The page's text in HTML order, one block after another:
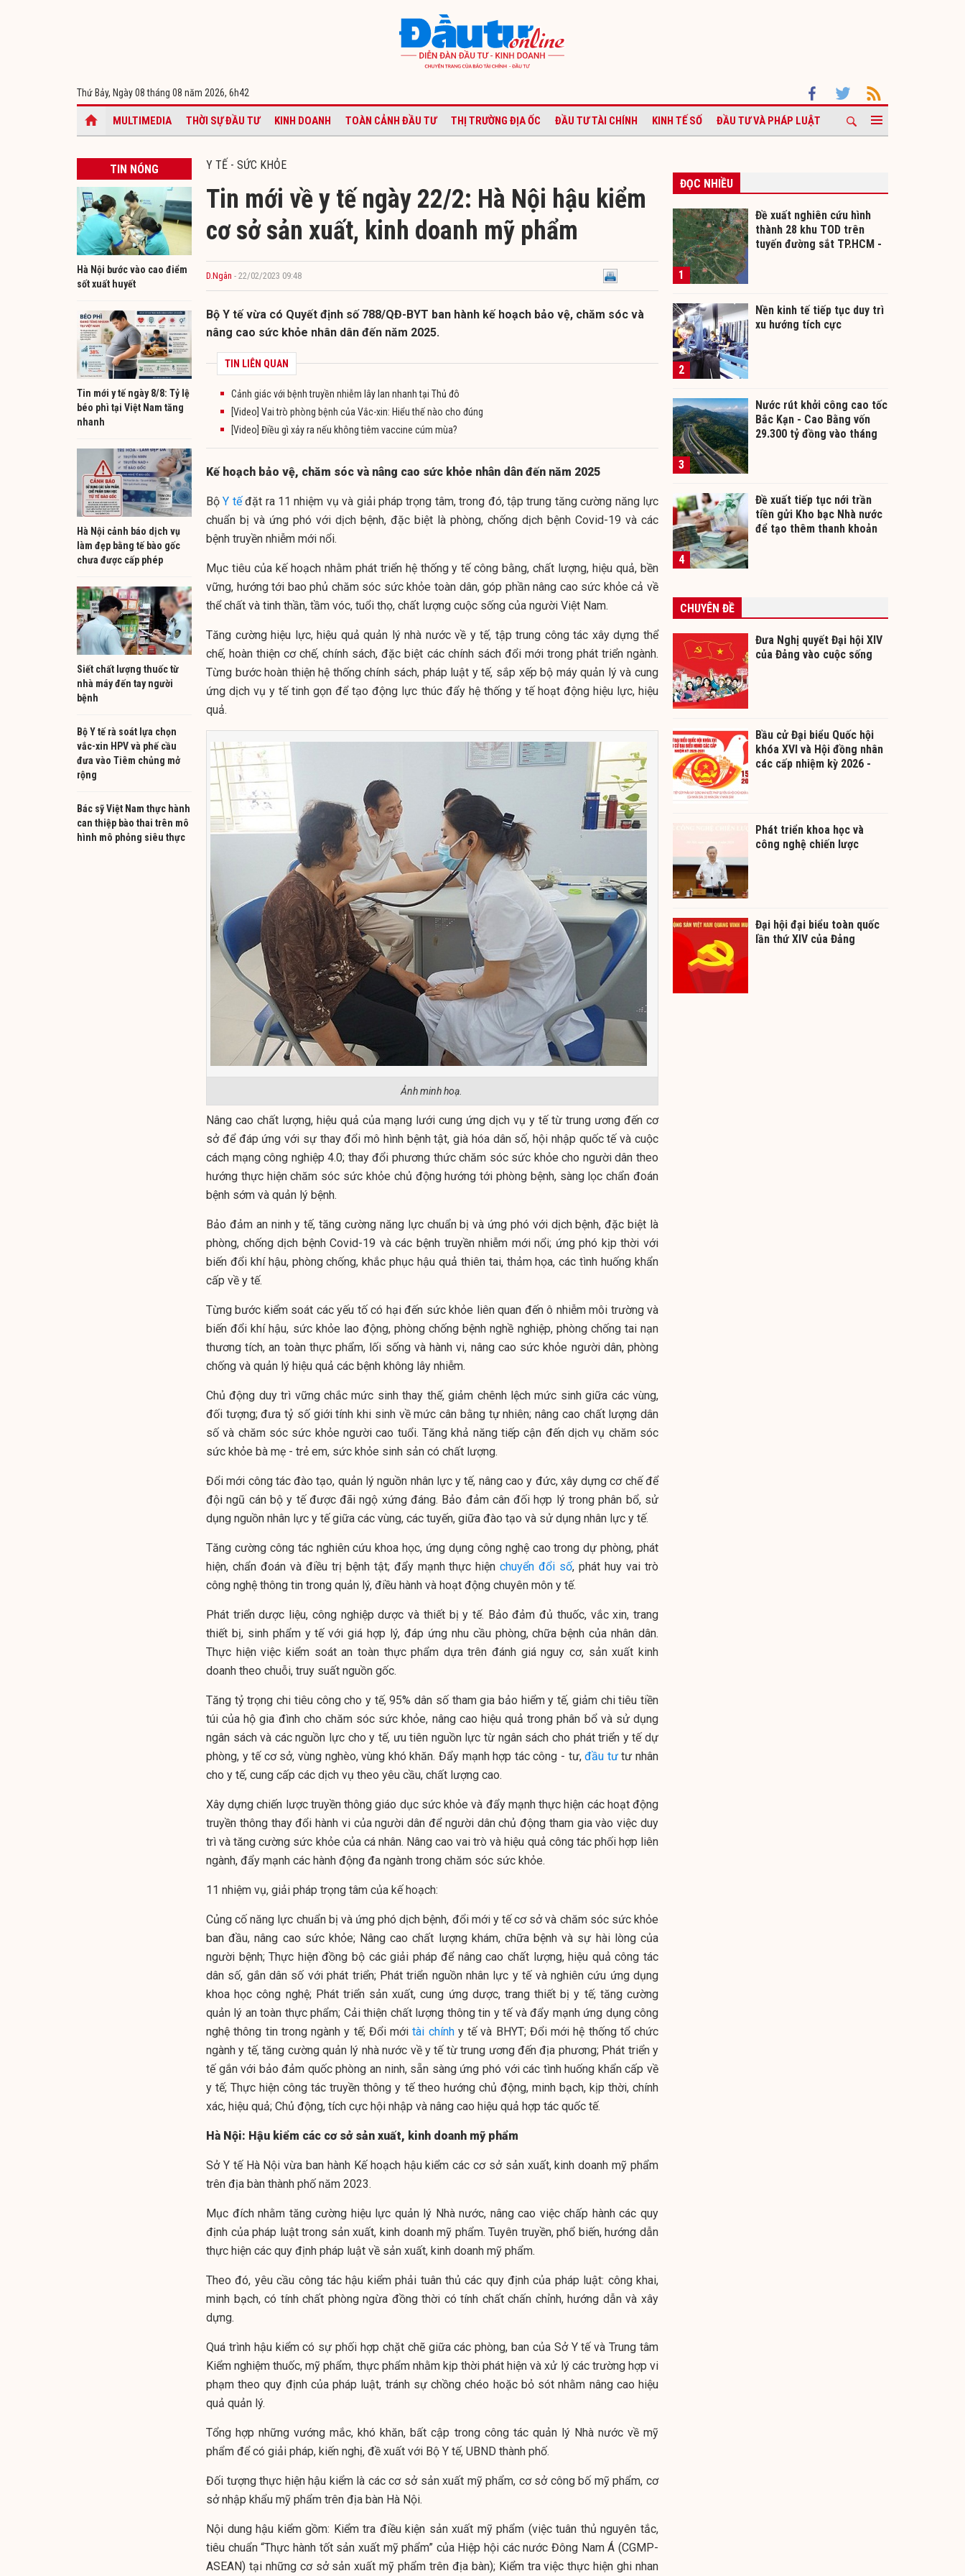
Thứ Bảy, Ngày 08 tháng 08 năm 2026, 6h42
MULTIMEDIA THỜI SỰ ĐẦU TƯ KINH DOANH TOÀN CẢNH ĐẦU TƯ THỊ TRƯỜNG ĐỊA ỐC ĐẦU TƯ TÀI CHÍNH KINH TẾ SỐ ĐẦU TƯ VÀ PHÁP LUẬT
TIN NÓNG
Hà Nội bước vào cao điểm
sốt xuất huyết
Tin mới y tế ngày 8/8: Tỷ lệ
béo phì tại Việt Nam tăng
nhanh
Hà Nội cảnh báo dịch vụ
làm đẹp bằng tế bào gốc
chưa được cấp phép
Siết chất lượng thuốc từ
nhà máy đến tay người
bệnh
Bộ Y tế rà soát lựa chọn
vắc-xin HPV và phế cầu
đưa vào Tiêm chủng mở
rộng
Bác sỹ Việt Nam thực hành
can thiệp bào thai trên mô
hình mô phỏng siêu thực
Y TẾ - SỨC KHỎE
Tin mới về y tế ngày 22/2: Hà Nội hậu kiểm
cơ sở sản xuất, kinh doanh mỹ phẩm
D.Ngân - 22/02/2023 09:48
Bộ Y tế vừa có Quyết định số 788/QĐ-BYT ban hành kế hoạch bảo vệ, chăm sóc và
nâng cao sức khỏe nhân dân đến năm 2025.
TIN LIÊN QUAN
Cảnh giác với bệnh truyền nhiễm lây lan nhanh tại Thủ đô
[Video] Vai trò phòng bệnh của Vắc-xin: Hiểu thế nào cho đúng
[Video] Điều gì xảy ra nếu không tiêm vaccine cúm mùa?
Kế hoạch bảo vệ, chăm sóc và nâng cao sức khỏe nhân dân đến năm 2025
BộY tếđặt ra 11 nhiệm vụ và giải pháp trọng tâm, trong đó, tập trung tăng cường năng lực
chuẩn bị và ứng phó với dịch bệnh, đặc biệt là phòng, chống dịch bệnh Covid-19 và các
bệnh truyền nhiễm mới nổi.
Mục tiêu của kế hoạch nhằm phát triển hệ thống y tế công bằng, chất lượng, hiệu quả, bền
vững, hướng tới bao phủ chăm sóc sức khỏe toàn dân, góp phần nâng cao sức khỏe cả về
thể chất và tinh thần, tầm vóc, tuổi thọ, chất lượng cuộc sống của người Việt Nam.
Tăng cường hiệu lực, hiệu quả quản lý nhà nước về y tế, tập trung công tác xây dựng thể
chế, hoàn thiện cơ chế, chính sách, đặc biệt các chính sách đổi mới trong phát triển ngành.
Từng bước hoàn thiện hệ thống chính sách, pháp luật y tế, sắp xếp bộ máy quản lý và cung
ứng dịch vụ y tế tinh gọn để tạo động lực thúc đẩy hệ thống y tế hoạt động hiệu lực, hiệu
quả.
Ảnh minh hoạ.
Nâng cao chất lượng, hiệu quả của mạng lưới cung ứng dịch vụ y tế từ trung ương đến cơ
sở để đáp ứng với sự thay đổi mô hình bệnh tật, già hóa dân số, hội nhập quốc tế và cuộc
cách mạng công nghiệp 4.0; thay đổi phương thức chăm sóc sức khỏe cho người dân theo
hướng thực hiện chăm sóc sức khỏe chủ động hướng tới phòng bệnh, sàng lọc chẩn đoán
bệnh sớm và quản lý bệnh.
Bảo đảm an ninh y tế, tăng cường năng lực chuẩn bị và ứng phó với dịch bệnh, đặc biệt là
phòng, chống dịch bệnh Covid-19 và các bệnh truyền nhiễm mới nổi; ứng phó kịp thời với
biến đổi khí hậu, phòng chống, khắc phục hậu quả thiên tai, thảm họa, các tình huống khẩn
cấp về y tế.
Từng bước kiểm soát các yếu tố có hại đến sức khỏe liên quan đến ô nhiễm môi trường và
biến đổi khí hậu, sức khỏe lao động, phòng chống bệnh nghề nghiệp, phòng chống tai nạn
thương tích, an toàn thực phẩm, lối sống và hành vi, nâng cao sức khỏe người dân, phòng
chống và quản lý hiệu quả các bệnh không lây nhiễm.
Chủ động duy trì vững chắc mức sinh thay thế, giảm chênh lệch mức sinh giữa các vùng,
đối tượng; đưa tỷ số giới tính khi sinh về mức cân bằng tự nhiên; nâng cao chất lượng dân
số và chăm sóc sức khỏe người cao tuổi. Tăng khả năng tiếp cận đến dịch vụ chăm sóc
sức khỏe bà mẹ - trẻ em, sức khỏe sinh sản có chất lượng.
Đổi mới công tác đào tạo, quản lý nguồn nhân lực y tế, nâng cao y đức, xây dựng cơ chế để
đội ngũ cán bộ y tế được đãi ngộ xứng đáng. Bảo đảm cân đối hợp lý trong phân bổ, sử
dụng nguồn nhân lực y tế giữa các vùng, các tuyến, giữa đào tạo và sử dụng nhân lực y tế.
Tăng cường công tác nghiên cứu khoa học, ứng dụng công nghệ cao trong dự phòng, phát
hiện, chẩn đoán và điều trị bệnh tật; đẩy mạnh thực hiệnchuyển đổi số, phát huy vai trò
công nghệ thông tin trong quản lý, điều hành và hoạt động chuyên môn y tế.
Phát triển dược liệu, công nghiệp dược và thiết bị y tế. Bảo đảm đủ thuốc, vắc xin, trang
thiết bị, sinh phẩm y tế với giá hợp lý, đáp ứng nhu cầu phòng, chữa bệnh của nhân dân.
Thực hiện việc kiểm soát an toàn thực phẩm dựa trên đánh giá nguy cơ, sản xuất kinh
doanh theo chuỗi, truy suất nguồn gốc.
Tăng tỷ trọng chi tiêu công cho y tế, 95% dân số tham gia bảo hiểm y tế, giảm chi tiêu tiền
túi của hộ gia đình cho chăm sóc sức khỏe, nâng cao hiệu quả trong phân bổ và sử dụng
ngân sách và các nguồn lực cho y tế, ưu tiên nguồn lực từ ngân sách cho phát triển y tế dự
phòng, y tế cơ sở, vùng nghèo, vùng khó khăn. Đẩy mạnh hợp tác công - tư,đầu tưtư nhân
cho y tế, cung cấp các dịch vụ theo yêu cầu, chất lượng cao.
Xây dựng chiến lược truyền thông giáo dục sức khỏe và đẩy mạnh thực hiện các hoạt động
truyền thông thay đổi hành vi của người dân để người dân chủ động tham gia vào việc duy
trì và tăng cường sức khỏe của cá nhân. Nâng cao vai trò và hiệu quả công tác phối hợp liên
ngành, đẩy mạnh các hành động đa ngành trong chăm sóc sức khỏe.
11 nhiệm vụ, giải pháp trọng tâm của kế hoạch:
Củng cố năng lực chuẩn bị và ứng phó dịch bệnh, đổi mới y tế cơ sở và chăm sóc sức khỏe
ban đầu, nâng cao sức khỏe; Nâng cao chất lượng khám, chữa bệnh và sự hài lòng của
người bệnh; Thực hiện đồng bộ các giải pháp để nâng cao chất lượng, hiệu quả công tác
dân số, gắn dân số với phát triển; Phát triển nguồn nhân lực y tế và nghiên cứu ứng dụng
khoa học công nghệ; Phát triển sản xuất, cung ứng dược, trang thiết bị y tế; tăng cường
quản lý an toàn thực phẩm; Cải thiện chất lượng thông tin y tế và đẩy mạnh ứng dụng công
nghệ thông tin trong ngành y tế; Đổi mớitài chínhy tế và BHYT; Đổi mới hệ thống tổ chức
ngành y tế, tăng cường quản lý nhà nước về y tế từ trung ương đến địa phương; Phát triển y
tế gắn với bảo đảm quốc phòng an ninh, sẵn sàng ứng phó với các tình huống khẩn cấp về
y tế; Thực hiện công tác truyền thông y tế theo hướng chủ động, minh bạch, kịp thời, chính
xác, hiệu quả; Chủ động, tích cực hội nhập và nâng cao hiệu quả hợp tác quốc tế.
Hà Nội: Hậu kiểm các cơ sở sản xuất, kinh doanh mỹ phẩm
Sở Y tế Hà Nội vừa ban hành Kế hoạch hậu kiểm các cơ sở sản xuất, kinh doanh mỹ phẩm
trên địa bàn thành phố năm 2023.
Mục đích nhằm tăng cường hiệu lực quản lý Nhà nước, nâng cao việc chấp hành các quy
định của pháp luật trong sản xuất, kinh doanh mỹ phẩm. Tuyên truyền, phổ biến, hướng dẫn
thực hiện các quy định pháp luật về sản xuất, kinh doanh mỹ phẩm.
Theo đó, yêu cầu công tác hậu kiểm phải tuân thủ các quy định của pháp luật: công khai,
minh bạch, có tính chất phòng ngừa đồng thời có tính chất chấn chỉnh, hướng dẫn và xây
dựng.
Quá trình hậu kiểm có sự phối hợp chặt chẽ giữa các phòng, ban của Sở Y tế và Trung tâm
Kiểm nghiệm thuốc, mỹ phẩm, thực phẩm nhằm kịp thời phát hiện và xử lý các trường hợp vi
phạm theo quy định của pháp luật, tránh sự chồng chéo hoặc bỏ sót nhằm nâng cao hiệu
quả quản lý.
Tổng hợp những vướng mắc, khó khăn, bất cập trong công tác quản lý Nhà nước về mỹ
phẩm để có giải pháp, kiến nghị, đề xuất với Bộ Y tế, UBND thành phố.
Đối tượng thực hiện hậu kiểm là các cơ sở sản xuất mỹ phẩm, cơ sở công bố mỹ phẩm, cơ
sở nhập khẩu mỹ phẩm trên địa bàn Hà Nội.
Nội dung hậu kiểm gồm: Kiểm tra điều kiện sản xuất mỹ phẩm (việc tuân thủ nguyên tắc,
tiêu chuẩn “Thực hành tốt sản xuất mỹ phẩm” của Hiệp hội các nước Đông Nam Á (CGMP-
ASEAN) tại những cơ sở sản xuất mỹ phẩm trên địa bàn); Kiểm tra việc thực hiện ghi nhan
ĐỌC NHIỀU
1
Đề xuất nghiên cứu hình
thành 28 khu TOD trên
tuyến đường sắt TP.HCM -
2
Nền kinh tế tiếp tục duy trì
xu hướng tích cực
3
Nước rút khởi công cao tốc
Bắc Kạn - Cao Bằng vốn
29.300 tỷ đồng vào tháng
4
Đề xuất tiếp tục nới trần
tiền gửi Kho bạc Nhà nước
để tạo thêm thanh khoản
CHUYÊN ĐỀ
Đưa Nghị quyết Đại hội XIV
của Đảng vào cuộc sống
Bầu cử Đại biểu Quốc hội
khóa XVI và Hội đồng nhân
các cấp nhiệm kỳ 2026 -
Phát triển khoa học và
công nghệ chiến lược
Đại hội đại biểu toàn quốc
lần thứ XIV của Đảng